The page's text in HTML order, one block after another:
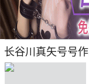
长谷川真矢号号